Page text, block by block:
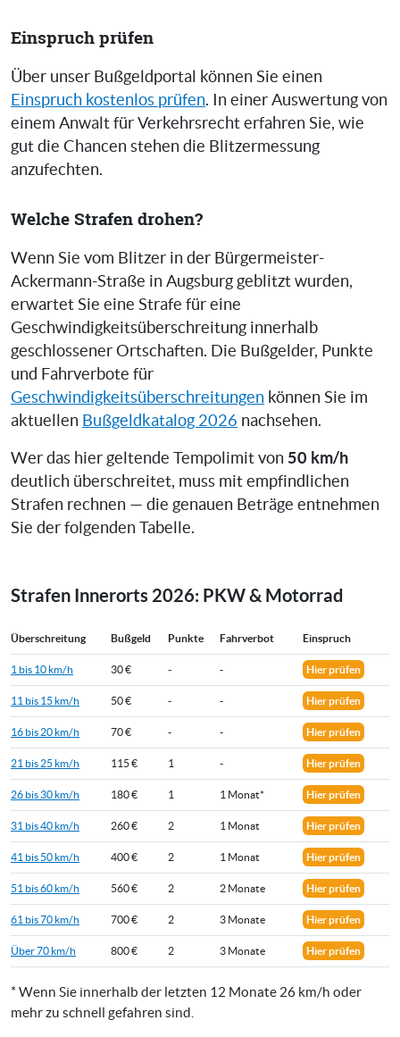
Einspruch prüfen
Über unser Bußgeldportal können Sie einen
Einspruch kostenlos prüfen. In einer Auswertung von
einem Anwalt für Verkehrsrecht erfahren Sie, wie
gut die Chancen stehen die Blitzermessung
anzufechten.
Welche Strafen drohen?
Wenn Sie vom Blitzer in der Bürgermeister-
Ackermann-Straße in Augsburg geblitzt wurden,
erwartet Sie eine Strafe für eine
Geschwindigkeitsüberschreitung innerhalb
geschlossener Ortschaften. Die Bußgelder, Punkte
und Fahrverbote für
Geschwindigkeitsüberschreitungen können Sie im
aktuellen Bußgeldkatalog 2026 nachsehen.
Wer das hier geltende Tempolimit von 50 km/h
deutlich überschreitet, muss mit empfindlichen
Strafen rechnen — die genauen Beträge entnehmen
Sie der folgenden Tabelle.
Strafen Innerorts 2026: PKW & Motorrad
Überschreitung Bußgeld Punkte Fahrverbot Einspruch
1 bis 10 km/h 30 € - - Hier prüfen
11 bis 15 km/h 50 € - - Hier prüfen
16 bis 20 km/h 70 € - - Hier prüfen
21 bis 25 km/h 115 € 1 - Hier prüfen
26 bis 30 km/h 180 € 1 1 Monat* Hier prüfen
31 bis 40 km/h 260 € 2 1 Monat Hier prüfen
41 bis 50 km/h 400 € 2 1 Monat Hier prüfen
51 bis 60 km/h 560 € 2 2 Monate Hier prüfen
61 bis 70 km/h 700 € 2 3 Monate Hier prüfen
Über 70 km/h 800 € 2 3 Monate Hier prüfen
* Wenn Sie innerhalb der letzten 12 Monate 26 km/h oder
mehr zu schnell gefahren sind.